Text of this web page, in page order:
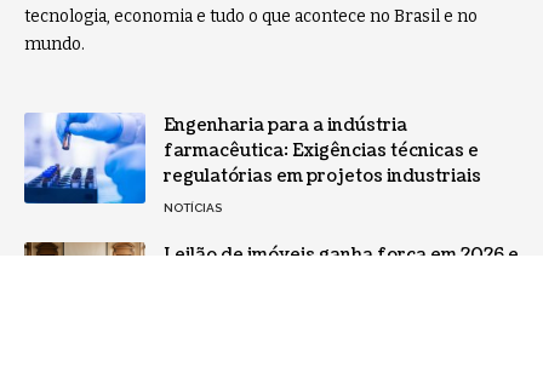
tecnologia, economia e tudo o que acontece no Brasil e no
mundo.
Engenharia para a indústria
farmacêutica: Exigências técnicas e
regulatórias em projetos industriais
NOTÍCIAS
Leilão de imóveis ganha força em 2026 e